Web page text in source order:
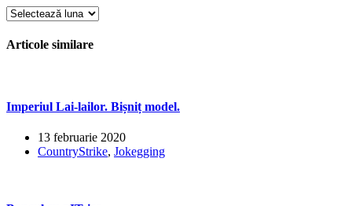
Arhiva
articole
Articole similare
Imperiul Lai-lailor. Bișniț model.
13 februarie 2020
CountryStrike, Jokegging